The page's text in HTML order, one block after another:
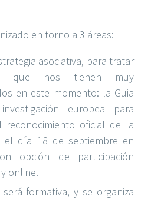
en torno a 3 áreas:
asociativa, para tratar
que nos tienen muy
en este momento: la Guia
europea para
reconocimiento oficial de la
el día 18 de septiembre en
opción de participación
online.
será formativa, y se organiza